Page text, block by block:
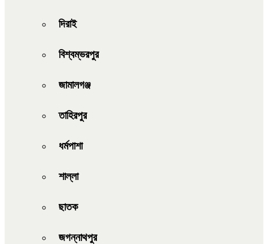
দিরাই
বিশ্বম্ভরপুর
জামালগঞ্জ
তাহিরপুর
ধর্মপাশা
শাল্লা
ছাতক
জগন্নাথপুর